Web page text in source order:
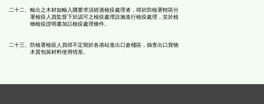
二十二、輸出之木材如輸入國要求須經過檢疫處理者，得於防檢署轄區分
署檢疫人員監督下於認可之檢疫處理設施進行檢疫處理，並於植
物檢疫證明書加註檢疫處理條件。
二十三、防檢署檢疫人員得不定期於各港站進出口倉棧區，抽查出口貨物
木質包裝材料使用情形。